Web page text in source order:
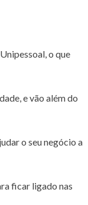
o que
e vão além do
o seu negócio a
ficar ligado nas